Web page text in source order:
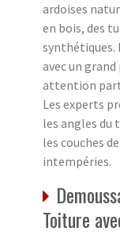
ardoises
en bois, des
synthétiques.
avec un
attention
Les experts
les angles du
les couches
intempéries.
Toiture